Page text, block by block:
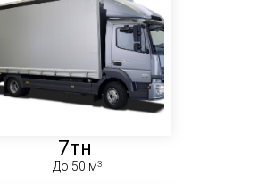
7тн
До 50 м